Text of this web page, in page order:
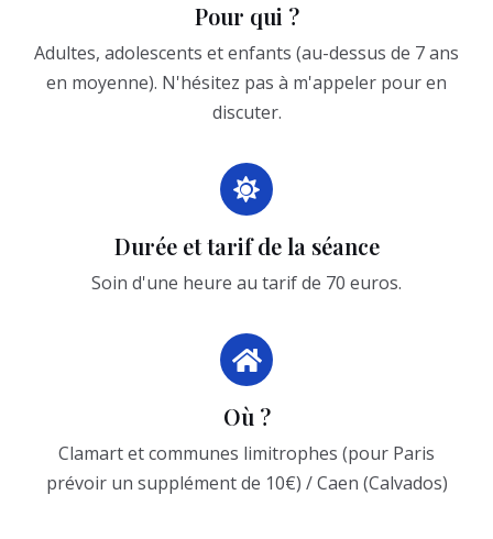
Pour qui ?
Adultes, adolescents et enfants (au-dessus de 7 ans
en moyenne). N'hésitez pas à m'appeler pour en
discuter.
Durée et tarif de la séance
Soin d'une heure au tarif de 70 euros.
Où ?
Clamart et communes limitrophes (pour Paris
prévoir un supplément de 10€) / Caen (Calvados)